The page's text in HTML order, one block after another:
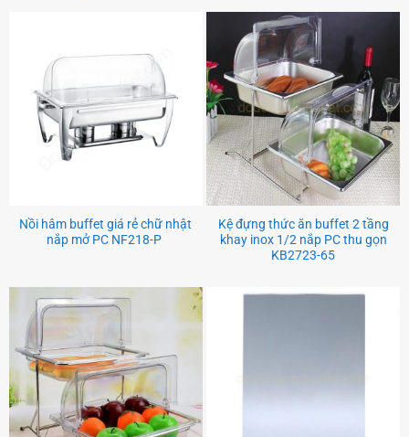
Nồi hâm buffet giá rẻ chữ nhật
nắp mở PC NF218-P
Kệ đựng thức ăn buffet 2 tầng
khay inox 1/2 nắp PC thu gọn
KB2723-65